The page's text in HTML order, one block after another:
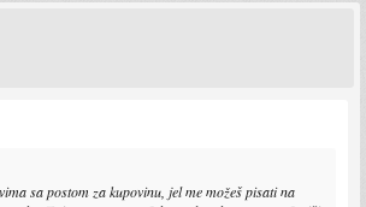
sa postom za kupovinu, jel me možeš pisati na